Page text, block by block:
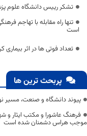
تشکر رییس دانشگاه علوم
تنها راه مقابله با تهاجم
است
تعداد فوتی ها در اثر بیماری کرونا
پربحث ترین ها
پیوند دانشگاه و صنعت،
فرهنگ عاشورا و مکتب ایثار و
موجب هراس دشمنان شده است